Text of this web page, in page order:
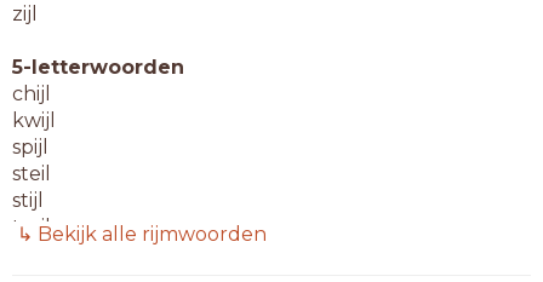
zijl
5-letterwoorden
chijl
kwijl
spijl
steil
stijl
treil
↳ Bekijk alle rijmwoorden